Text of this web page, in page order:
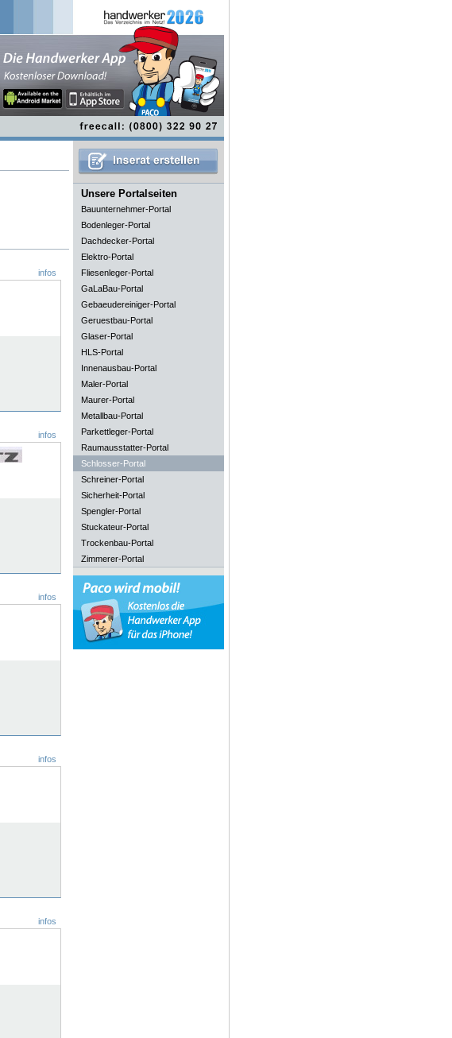
infos
infos
infos
infos
infos
Unsere Portalseiten
Bauunternehmer-Portal
Bodenleger-Portal
Dachdecker-Portal
Elektro-Portal
Fliesenleger-Portal
GaLaBau-Portal
Gebaeudereiniger-Portal
Geruestbau-Portal
Glaser-Portal
HLS-Portal
Innenausbau-Portal
Maler-Portal
Maurer-Portal
Metallbau-Portal
Parkettleger-Portal
Raumausstatter-Portal
Schlosser-Portal
Schreiner-Portal
Sicherheit-Portal
Spengler-Portal
Stuckateur-Portal
Trockenbau-Portal
Zimmerer-Portal